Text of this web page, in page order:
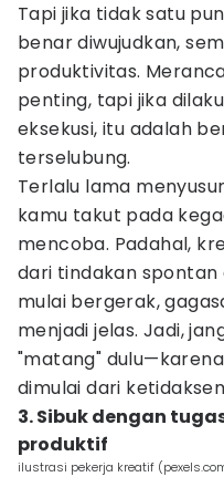
Tapi jika tidak satu
benar diwujudkan,
produktivitas.
penting, tapi jika
eksekusi, itu adalah
terselubung.
Terlalu lama
kamu takut pada
mencoba. Padahal,
dari tindakan spontan
mulai bergerak,
menjadi jelas. Jadi,
"matang"
dimulai dari
3. Sibuk dengan
produktif
ilustrasi pekerja kreatif